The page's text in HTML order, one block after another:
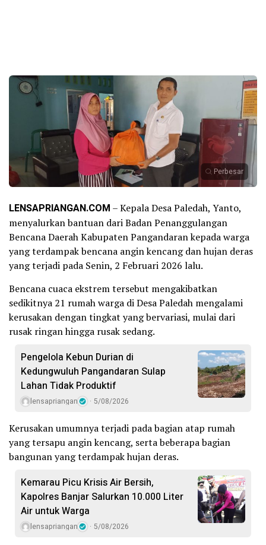
Perbesar
LENSAPRIANGAN.COM – Kepala Desa Paledah, Yanto,
menyalurkan bantuan dari Badan Penanggulangan
Bencana Daerah Kabupaten Pangandaran kepada warga
yang terdampak bencana angin kencang dan hujan deras
yang terjadi pada Senin, 2 Februari 2026 lalu.
Bencana cuaca ekstrem tersebut mengakibatkan
sedikitnya 21 rumah warga di Desa Paledah mengalami
kerusakan dengan tingkat yang bervariasi, mulai dari
rusak ringan hingga rusak sedang.
Pengelola Kebun Durian di
Kedungwuluh Pangandaran Sulap
Lahan Tidak Produktif ‎
lensapriangan 5/08/2026
Kerusakan umumnya terjadi pada bagian atap rumah
yang tersapu angin kencang, serta beberapa bagian
bangunan yang terdampak hujan deras.
Kemarau Picu Krisis Air Bersih,
Kapolres Banjar Salurkan 10.000 Liter
Air untuk Warga
lensapriangan 5/08/2026